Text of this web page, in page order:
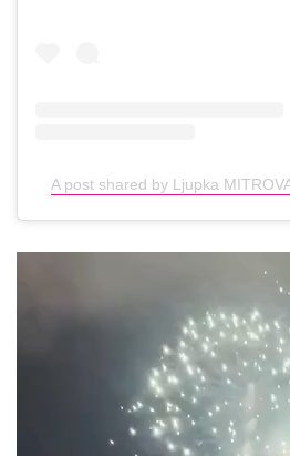
A post shared by Ljupka